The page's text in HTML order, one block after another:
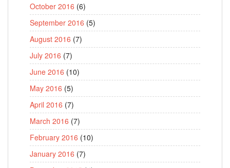
October 2016 (6)
September 2016 (5)
August 2016 (7)
July 2016 (7)
June 2016 (10)
May 2016 (5)
April 2016 (7)
March 2016 (7)
February 2016 (10)
January 2016 (7)